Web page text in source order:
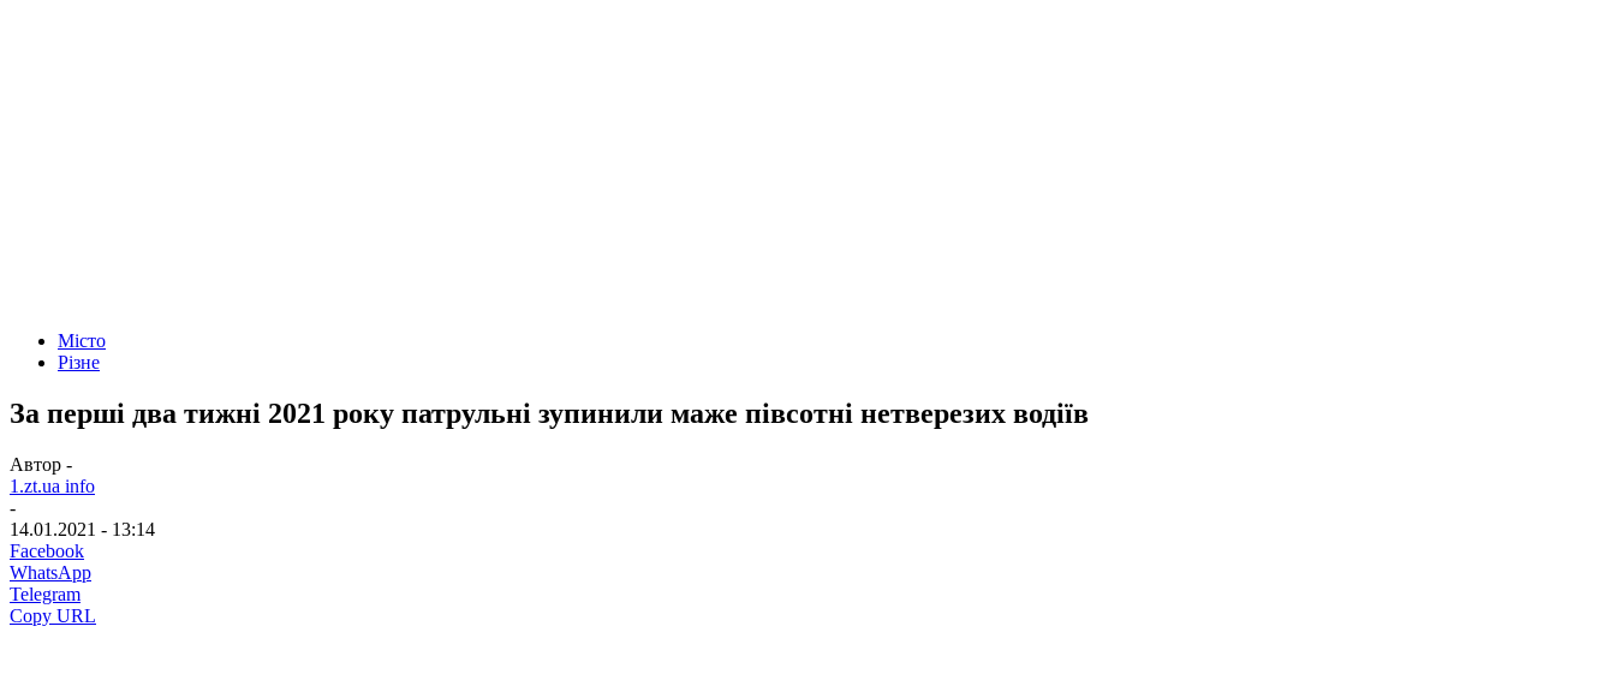
Місто
Різне
За перші два тижні 2021 року патрульні зупинили маже півсотні нетверезих водіїв
Автор -
1.zt.ua info
-
14.01.2021 - 13:14
Facebook
WhatsApp
Telegram
Copy URL